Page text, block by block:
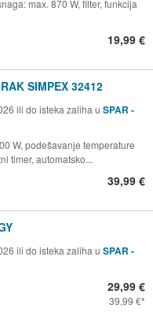
max. 870 W, filter, funkcija
19,99 €
SIMPEX 32412
ili do isteka zaliha u SPAR -
W, podešavanje temperature
timer, automatsko...
39,99 €
ili do isteka zaliha u SPAR -
29,99 €
39,99 €